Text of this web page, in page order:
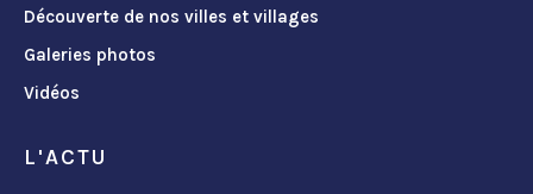
Découverte de nos villes et villages
Galeries photos
Vidéos
L'ACTU